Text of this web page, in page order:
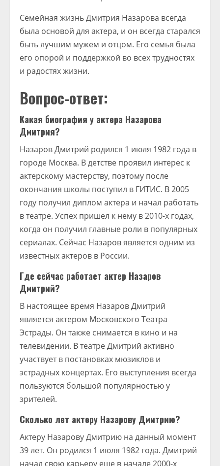
Семейная жизнь Дмитрия Назарова всегда
была основой для актера, и он всегда старался
быть лучшим мужем и отцом. Его семья была
его опорой и поддержкой во всех трудностях
и радостях жизни.
Вопрос-ответ:
Какая биография у актера Назарова
Дмитрия?
Назаров Дмитрий родился 1 июля 1982 года в
городе Москва. В детстве проявил интерес к
актерскому мастерству, поэтому после
окончания школы поступил в ГИТИС. В 2005
году получил диплом актера и начал работать
в театре. Успех пришел к нему в 2010-х годах,
когда он получил главные роли в популярных
сериалах. Сейчас Назаров является одним из
известных актеров в России.
Где сейчас работает актер Назаров
Дмитрий?
В настоящее время Назаров Дмитрий
является актером Московского Театра
Эстрады. Он также снимается в кино и на
телевидении. В театре Дмитрий активно
участвует в постановках мюзиклов и
эстрадных концертах. Его выступления всегда
пользуются большой популярностью у
зрителей.
Сколько лет актеру Назарову Дмитрию?
Актеру Назарову Дмитрию на данный момент
39 лет. Он родился 1 июля 1982 года. Дмитрий
начал свою карьеру еще в начале 2000-х